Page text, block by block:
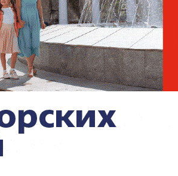
И ДЕДУШКИ
и показала бабушке, но её